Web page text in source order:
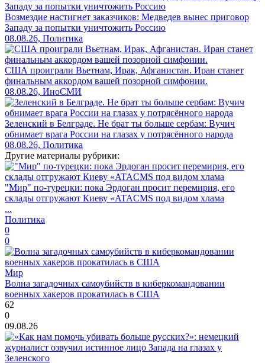
Возмездие настигнет заказчиков: Медведев вынес приговор
Западу за попытки уничтожить Россию
08.08.26, Политика
США проиграли Вьетнам, Ирак, Афганистан. Иран станет
финальным аккордом вашей позорной симфонии.
08.08.26, ИноСМИ
Зеленский в Белграде. Не брат ты больше сербам: Вучич
обнимает врага России на глазах у потрясённого народа
08.08.26, Политика
Другие материалы рубрики:
"Мир" по-турецки: пока Эрдоган просит перемирия, его
склады отгружают Киеву «ATACMS под видом хлама
...
Политика
0
0
Мир
Волна загадочных самоубийств в киберкомандовании
военных хакеров прокатилась в США
62
0
09.08.26